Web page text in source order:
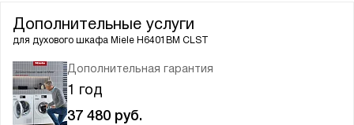
Дополнительные услуги
для духового шкафа Miele H6401BM CLST
Дополнительная гарантия
1 год
37 480 руб.